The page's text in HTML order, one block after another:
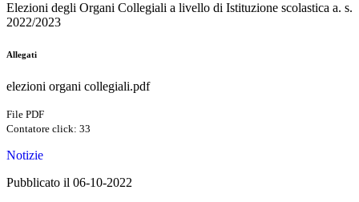
Elezioni degli Organi Collegiali a livello di Istituzione scolastica a. s.
2022/2023
Allegati
elezioni organi collegiali.pdf
File PDF
Contatore click: 33
Notizie
Pubblicato il 06-10-2022